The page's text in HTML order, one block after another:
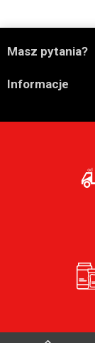
Masz pytania?
Informacje